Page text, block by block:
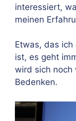
interessiert,
meinen
Etwas, das ich
ist, es geht
wird sich noch
Bedenken.